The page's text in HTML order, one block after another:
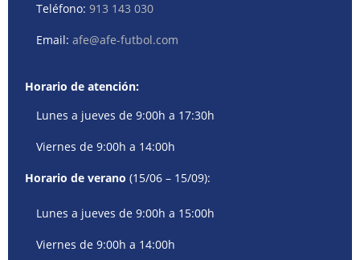
Teléfono:913 143 030
Email:afe@afe-futbol.com
Horario de atención:
Lunes a jueves de 9:00h a 17:30h
Viernes de 9:00h a 14:00h
Horario de verano (15/06 – 15/09):
Lunes a jueves de 9:00h a 15:00h
Viernes de 9:00h a 14:00h